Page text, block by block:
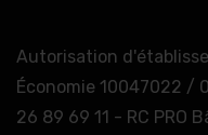
Autorisation
Économie 10047022 /
26 89 69 11 - RC PRO